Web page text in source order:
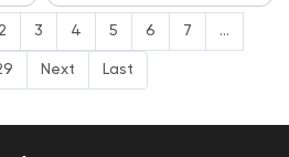
2 3 4 5 6 7 ...
Next Last